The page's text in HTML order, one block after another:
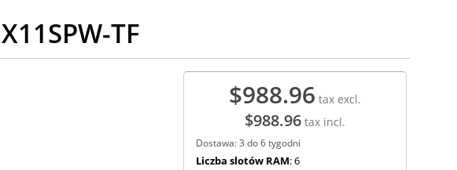
TF
$988.96 tax excl.
$988.96 tax incl.
Dostawa: 3 do 6 tygodni
Liczba slotów RAM: 6